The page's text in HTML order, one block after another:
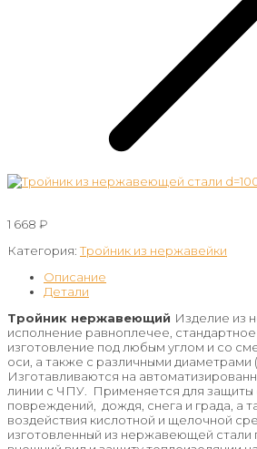
1 668 ₽
Категория: Тройник из нержавейки
Описание
Детали
Тройник нержавеющий Изделие из
исполнение равноплечее,
изготовление под любым углом и со
оси, а также с различными диаметрами
Изготавливаются на
линии с ЧПУ. Применяется для защиты
повреждений, дождя, снега и града, а
воздействия кислотной и щелочной
изготовленный из нержавеющей стали